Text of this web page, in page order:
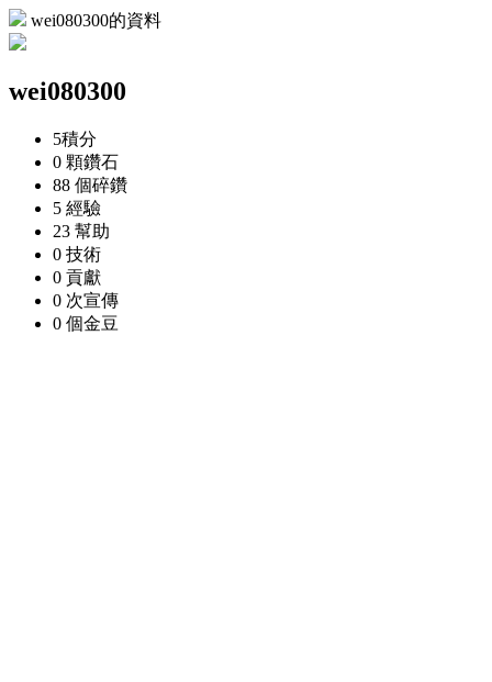
wei080300的資料
wei080300
5積分
0 顆鑽石
88 個碎鑽
5 經驗
23 幫助
0 技術
0 貢獻
0 次宣傳
0 個金豆